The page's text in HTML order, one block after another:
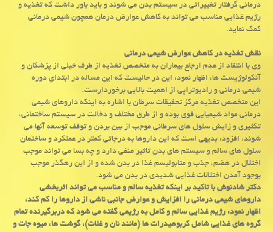
درمانی گرفتار تغییراتی در سیستم بدن می شوند و باید باور داشت كه تغذیه و
رژیم غذایی مناسب می تواند به كاهش عوارض درمان همچون شیمی درمانی
كمك نماید.
نقش تغذیه در كاهش عوارض شیمی درمانی
وی با انتقاد از عدم ارجاع بیماران به متخصص تغذیه از طرف خیلی از پزشكان و
آنكولوژیست ها، اظهار نمود: این در حالیست كه این مساله در ابتدای دوره
شیمی درمانی و رادیوتراپی از اهمیت بالایی برخوردارست.
این متخصص تغذیه مركز تحقیقات سرطان با اشاره به اینكه داروهای شیمی
درمانی مواد شیمیایی قوی بوده و از طرق مختلف و دخالت در سیستم ساختمانی،
تكثیری و زایش سلول های سرطانی موجب از بین بردن و توقف توسعه آنها می
شوند، افزود: بدیهی است كه این داروها به درجاتی كمتر در عملكرد و ساختمان
سلول های سالم و سیستم های بدن تاثیر منفی دارد و چه بسا می تواند موجب
اختلال در هضم، جذب و متابولیسم غذا در بدن شده و از این رهگذر موجب
بوجود آمدن اختلالات غذایی شدیدی در بدن می شود.
دكتر شادنوش با تاكید بر اینكه تغذیه سالم و مناسب می تواند اثربخشی
داروهای شیمی درمانی را افزایش و عوارض جانبی ناشی از داروها را كم كند،
اظهار نمود: رژیم غذایی سالم و كامل به رژیمی گفته می شود كه دربرگیرنده تمام
گروه های غذایی شامل كربوهیدرات ها (مانند نان و غلات)، گوشت ها، میوه جات و